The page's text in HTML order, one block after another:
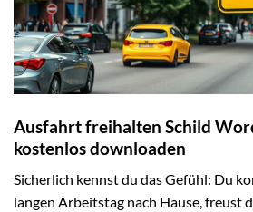
Ausfahrt freihalten Schild
kostenlos downloaden
Sicherlich kennst du das Gefühl: Du
langen Arbeitstag nach Hause, freust